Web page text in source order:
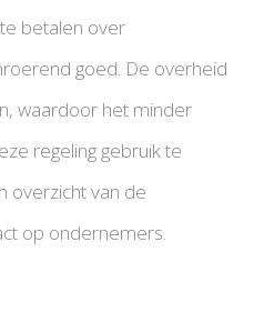
betalen over
goed. De overheid
waardoor het minder
regeling gebruik te
overzicht van de
op ondernemers.